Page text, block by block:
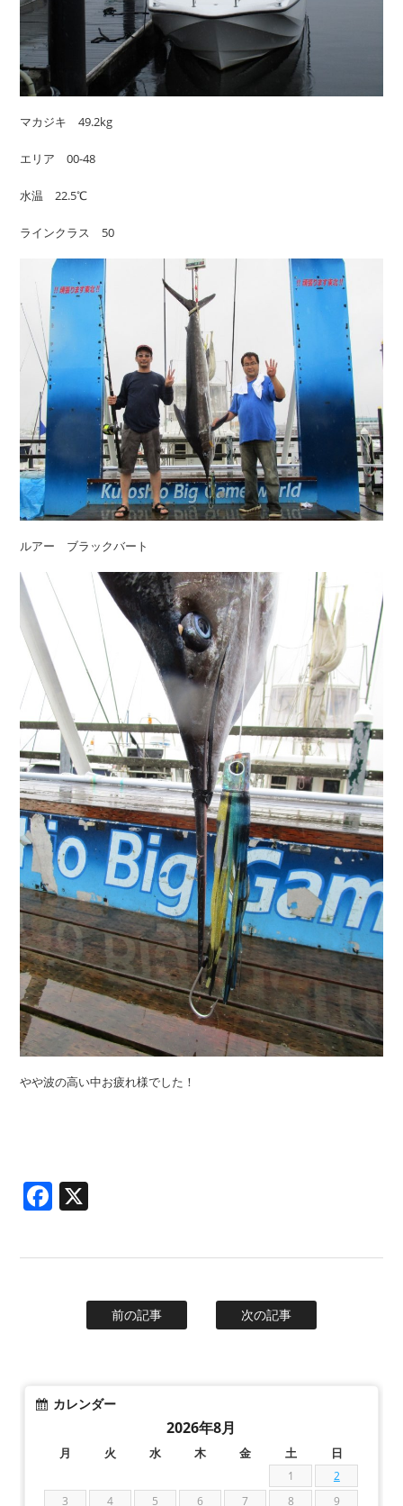
マカジキ 49.2kg
エリア 00-48
水温 22.5℃
ラインクラス 50
ルアー ブラックバート
やや波の高い中お疲れ様でした！
Facebook
前の記事 次の記事
カレンダー
2026年8月
月 火 水 木 金 土 日
1
2
3
4 5 6 7 8 9